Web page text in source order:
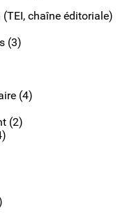
chaîne éditoriale)
(3)
(4)
(2)